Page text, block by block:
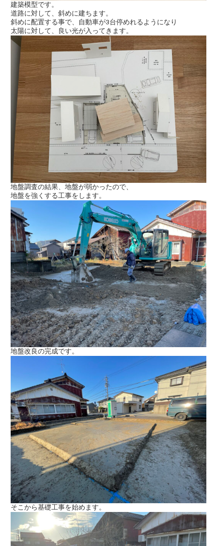
建築模型です。
道路に対して、斜めに建ちます。
斜めに配置する事で、自動車が3台停めれるようになり
太陽に対して、良い光が入ってきます。
地盤調査の結果、地盤が弱かったので、
地盤を強くする工事をします。
地盤改良の完成です。
そこから基礎工事を始めます。